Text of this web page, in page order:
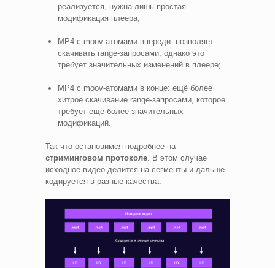
реализуется, нужна лишь простая
модификация плеера;
MP4 c moov‑атомами впереди: позволяет
скачивать range‑запросами, однако это
требует значительных изменений в плеере;
MP4 c moov‑атомами в конце: ещё более
хитрое скачивание range‑запросами, которое
требует ещё более значительных
модификаций.
Так что остановимся подробнее на
стриминговом протоколе . В этом случае
исходное видео делится на сегменты и дальше
кодируется в разные качества.